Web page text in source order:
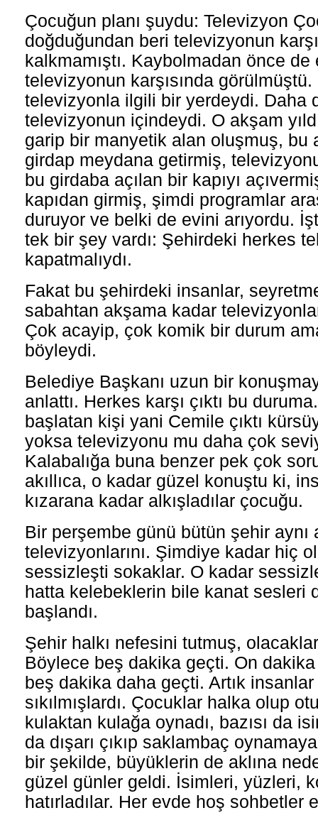
Çocuğun planı şuydu: Televizyon
doğduğundan beri televizyonun
kalkmamıştı. Kaybolmadan önce
televizyonun karşısında
televizyonla ilgili bir yerdeydi. Daha
televizyonun içindeydi. O akşam
garip bir manyetik alan oluşmuş, bu
girdap meydana getirmiş,
bu girdaba açılan bir kapıyı
kapıdan girmiş, şimdi programlar
duruyor ve belki de evini arıyordu.
tek bir şey vardı: Şehirdeki herkes
kapatmalıydı.
Fakat bu şehirdeki insanlar,
sabahtan akşama kadar
Çok acayip, çok komik bir durum
böyleydi.
Belediye Başkanı uzun bir
anlattı. Herkes karşı çıktı bu
başlatan kişi yani Cemile çıktı
yoksa televizyonu mu daha çok
Kalabalığa buna benzer pek çok
akıllıca, o kadar güzel konuştu ki,
kızarana kadar alkışladılar çocuğu.
Bir perşembe günü bütün şehir aynı
televizyonlarını. Şimdiye kadar hiç
sessizleşti sokaklar. O kadar
hatta kelebeklerin bile kanat sesleri
başlandı.
Şehir halkı nefesini tutmuş,
Böylece beş dakika geçti. On
beş dakika daha geçti. Artık insanlar
sıkılmışlardı. Çocuklar halka olup
kulaktan kulağa oynadı, bazısı da
da dışarı çıkıp saklambaç
bir şekilde, büyüklerin de aklına
güzel günler geldi. İsimleri, yüzleri,
hatırladılar. Her evde hoş sohbetler